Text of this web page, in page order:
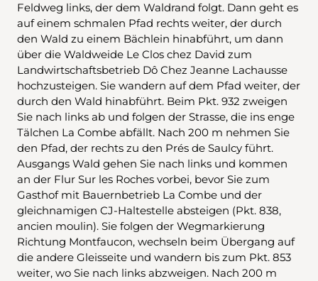
Feldweg links, der dem Waldrand folgt. Dann geht es
auf einem schmalen Pfad rechts weiter, der durch
den Wald zu einem Bächlein hinabführt, um dann
über die Waldweide Le Clos chez David zum
Landwirtschaftsbetrieb Dô Chez Jeanne Lachausse
hochzusteigen. Sie wandern auf dem Pfad weiter, der
durch den Wald hinabführt. Beim Pkt. 932 zweigen
Sie nach links ab und folgen der Strasse, die ins enge
Tälchen La Combe abfällt. Nach 200 m nehmen Sie
den Pfad, der rechts zu den Prés de Saulcy führt.
Ausgangs Wald gehen Sie nach links und kommen
an der Flur Sur les Roches vorbei, bevor Sie zum
Gasthof mit Bauernbetrieb La Combe und der
gleichnamigen CJ-Haltestelle absteigen (Pkt. 838,
ancien moulin). Sie folgen der Wegmarkierung
Richtung Montfaucon, wechseln beim Übergang auf
die andere Gleisseite und wandern bis zum Pkt. 853
weiter, wo Sie nach links abzweigen. Nach 200 m